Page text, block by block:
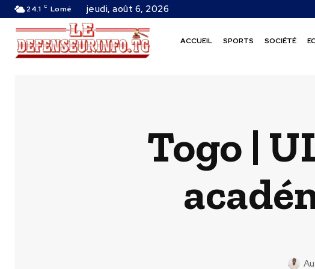
24.1 C Lomé jeudi, août 6, 2026
ACCUEIL SPORTS SOCIÉTÉ
Togo |